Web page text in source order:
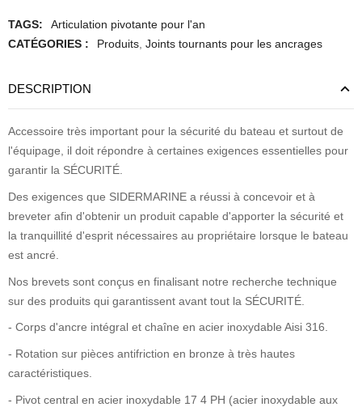
TAGS:
Articulation pivotante pour l'an
CATÉGORIES :
Produits Joints tournants pour les ancrages
DESCRIPTION
Accessoire très important pour la sécurité du bateau et surtout de
l'équipage, il doit répondre à certaines exigences essentielles pour
garantir la SÉCURITÉ.
Des exigences que SIDERMARINE a réussi à concevoir et à
breveter afin d'obtenir un produit capable d'apporter la sécurité et
la tranquillité d'esprit nécessaires au propriétaire lorsque le bateau
est ancré.
Nos brevets sont conçus en finalisant notre recherche technique
sur des produits qui garantissent avant tout la SÉCURITÉ.
- Corps d'ancre intégral et chaîne en acier inoxydable Aisi 316.
- Rotation sur pièces antifriction en bronze à très hautes
caractéristiques.
- Pivot central en acier inoxydable 17 4 PH (acier inoxydable aux